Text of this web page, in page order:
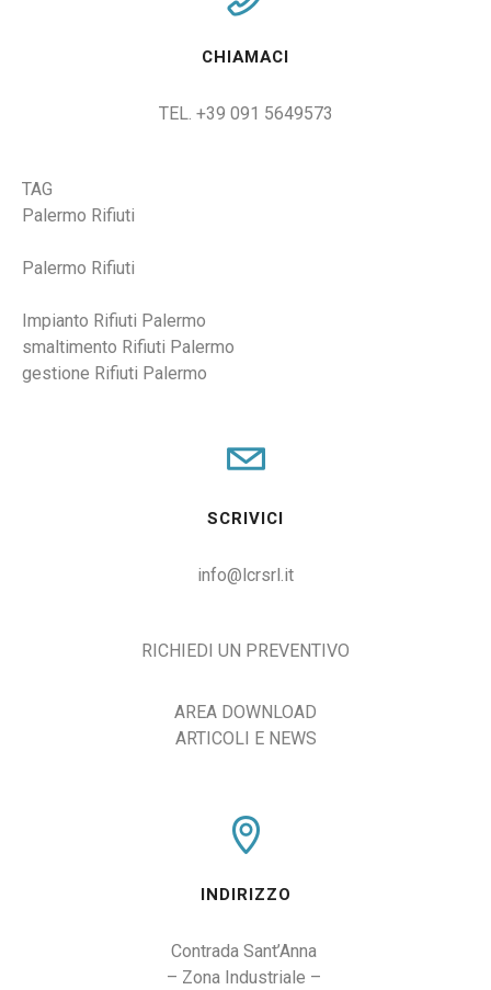
CHIAMACI
TEL. +39 091 5649573
TAG
Palermo Rifiuti
Palermo Rifiuti
Impianto Rifiuti Palermo
smaltimento Rifiuti Palermo
gestione Rifiuti Palermo
SCRIVICI
info@lcrsrl.it
RICHIEDI UN PREVENTIVO
AREA DOWNLOAD
ARTICOLI E NEWS
INDIRIZZO
Contrada Sant’Anna
– Zona Industriale –